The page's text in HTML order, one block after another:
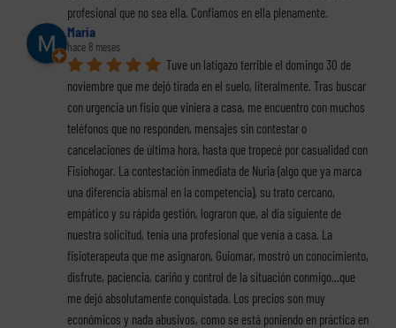
profesional que no sea ella. Confiamos en ella plenamente.
Maria
hace 8 meses
Tuve un latigazo terrible el domingo 30 de
noviembre que me dejó tirada en el suelo, literalmente. Tras buscar
con urgencia un fisio que viniera a casa, me encuentro con muchos
teléfonos que no responden, mensajes sin contestar o
cancelaciones de última hora, hasta que tropecé por casualidad con
Fisiohogar. La contestación inmediata de Nuria (algo que ya marca
una diferencia abismal en la competencia), su trato cercano,
empático y su rápida gestión, lograron que, al día siguiente de
nuestra solicitud, tenía una profesional que venía a casa. La
fisioterapeuta que me asignaron, Guiomar, mostró un conocimiento,
disfrute, paciencia, cariño y control de la situación conmigo...que
me dejó absolutamente conquistada. Los precios son muy
económicos y nada abusivos, como se está poniendo en práctica en